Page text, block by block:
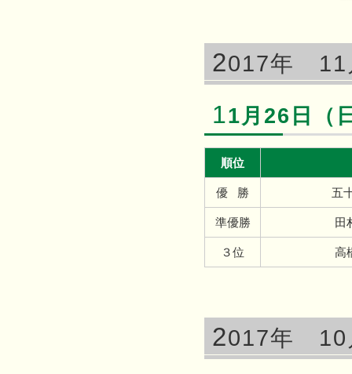
2017年
11月26日（
順位
優 勝
準優勝
３位
2017年